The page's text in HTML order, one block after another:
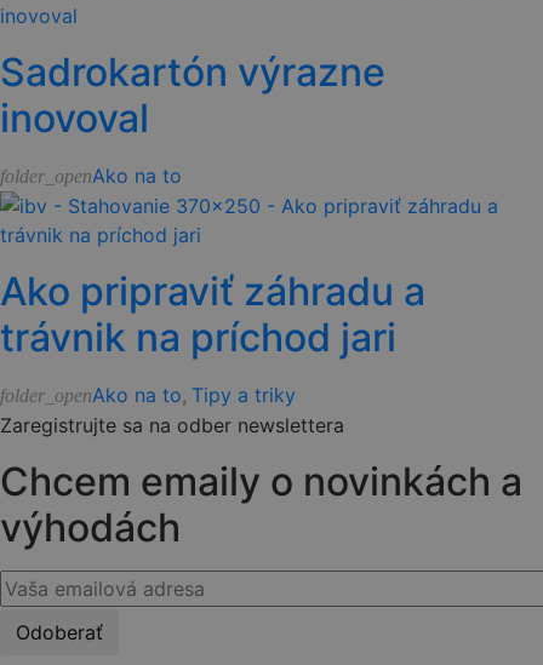
Sadrokartón výrazne
inovoval
folder_openAko na to
Ako pripraviť záhradu a
trávnik na príchod jari
folder_openAko na to, Tipy a triky
Zaregistrujte sa na odber newslettera
Chcem emaily o novinkách a
výhodách
Please